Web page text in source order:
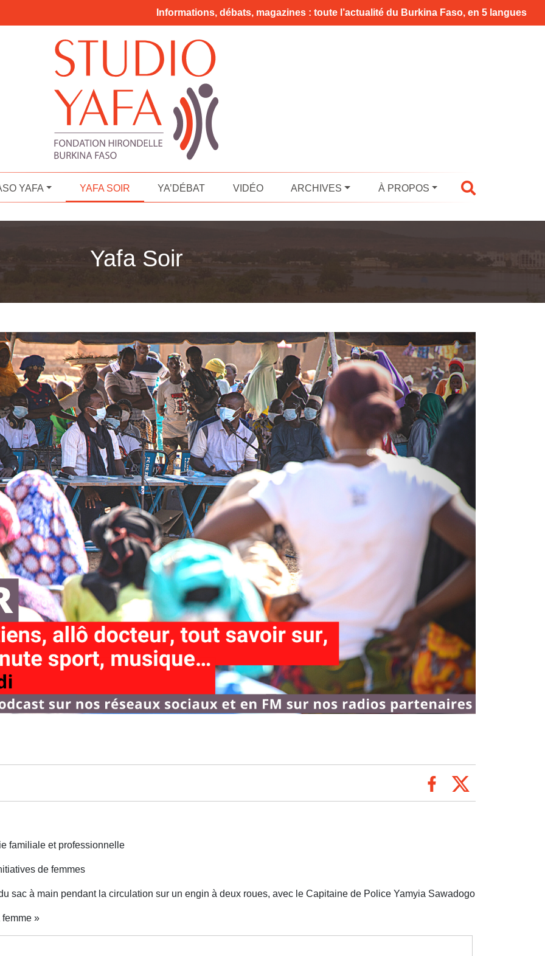
Informations, débats, magazines : toute l’actualité du Burkina Faso, en 5 langues
YAFA YAFA SOIR YA’DÉBAT VIDÉO ARCHIVES À PROPOS
Yafa Soir
familiale et professionnelle
de femmes
sac à main pendant la circulation sur un engin à deux roues, avec le Capitaine de Police Yamyia Sawadogo
»